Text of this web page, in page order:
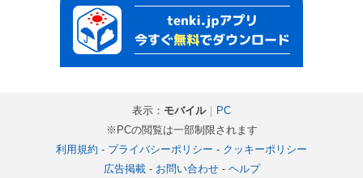
表示： モバイル｜ PC
※PCの閲覧は一部制限されます
利用規約 - プライバシーポリシー - クッキーポリシー
広告掲載- お問い合わせ- ヘルプ